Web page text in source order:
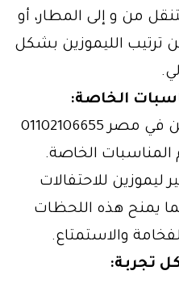
من و إلى المطار، أو
ترتيب الليموزين بشكل
الخاصة:
تعتبر خدمات تأجير ليموزين في مصر 01102106655
المناسبات الخاصة.
ليموزين للاحتفالات
يمنح هذه اللحظات
والاستمتاع.
تجربة: